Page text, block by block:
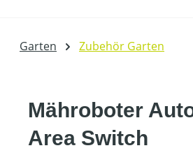
Garten Zubehör Garten
Mähroboter
Area Switch